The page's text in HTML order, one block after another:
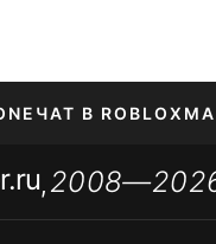
ЧАТ В ROBLOX
,